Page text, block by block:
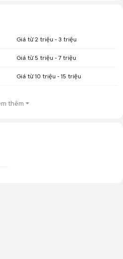
Giá từ 2 triệu - 3 triệu
Giá từ 5 triệu - 7 triệu
Giá từ 10 triệu - 15 triệu
thêm